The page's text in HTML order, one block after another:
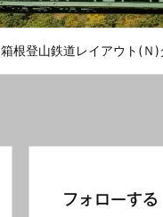
箱根登山鉄道レイアウト(Ｎ)
フォローする